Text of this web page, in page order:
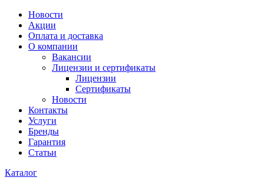
Новости
Акции
Оплата и доставка
О компании
Вакансии
Лицензии и сертификаты
Лицензии
Сертификаты
Новости
Контакты
Услуги
Бренды
Гарантия
Статьи
Каталог